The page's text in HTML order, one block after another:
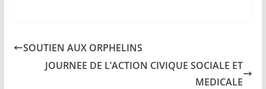
SOUTIEN AUX ORPHELINS
JOURNEE DE L’ACTION CIVIQUE SOCIALE ET
MEDICALE